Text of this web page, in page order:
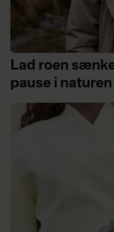
Lad roen
pause i naturen